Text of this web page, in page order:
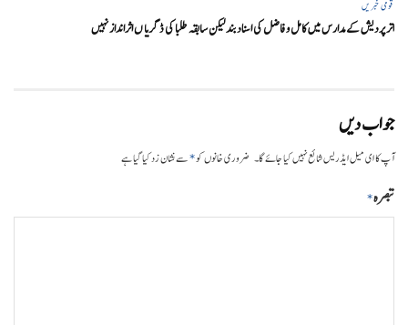
قومی خبریں
اتر پردیش کےمدارس میں کامل و فاضل کی اسناد بند لیکن سابقہ طلبا کی ڈگریا ں اثرانداز نہیں
جواب دیں
آپ کا ای میل ایڈریس شائع نہیں کیا جائے گا۔ ضروری خانوں کو*سے نشان زد کیا گیا ہے
تبصرہ*